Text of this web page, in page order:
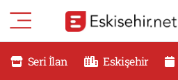
Seri İlan Eskişehir
RESMİ İLANLAR
Eskişehir Nöbetçi